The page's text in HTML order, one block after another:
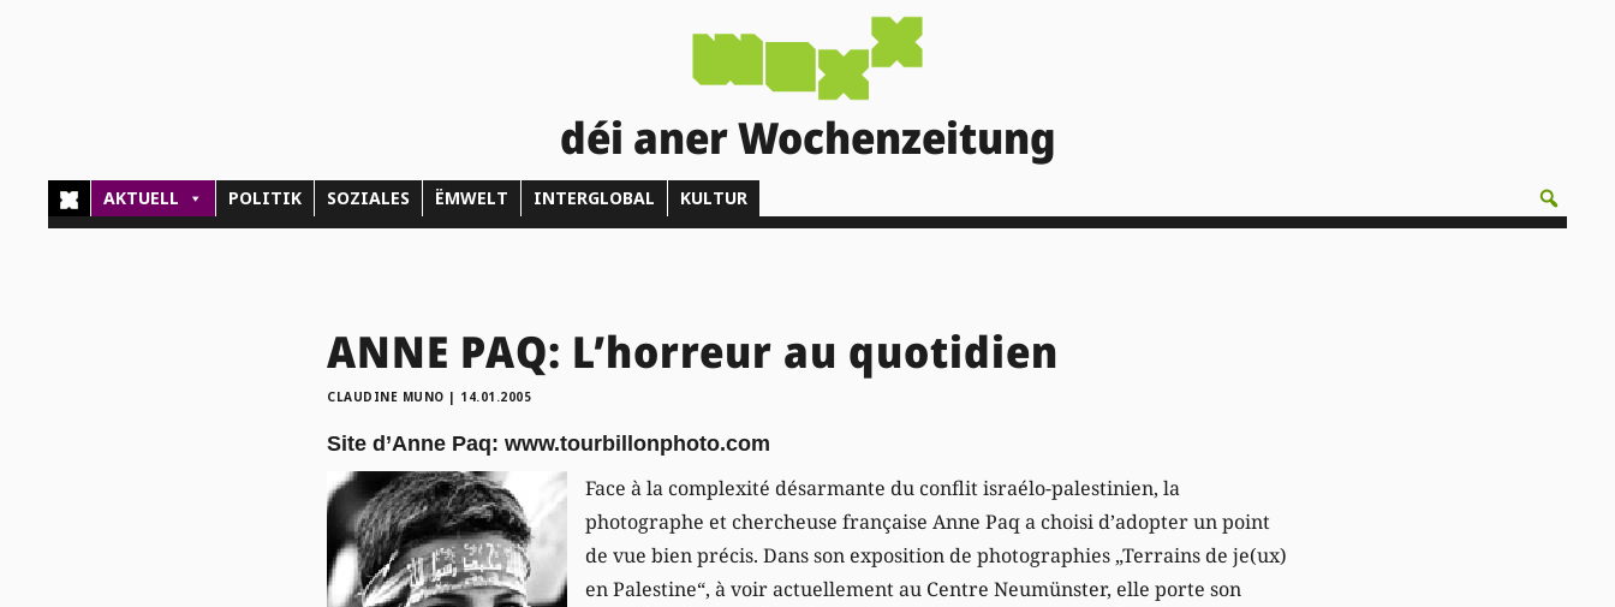
déi aner Wochenzeitung
AKTUELL POLITIK SOZIALES ËMWELT INTERGLOBAL KULTUR
ANNE PAQ: L’horreur au quotidien
CLAUDINE MUNO | 14.01.2005
Site d’Anne Paq: www.tourbillonphoto.com
Face à la complexité désarmante du conflit israélo-palestinien, la
photographe et chercheuse française Anne Paq a choisi d’adopter un point
de vue bien précis. Dans son exposition de photographies „Terrains de je(ux)
en Palestine“, à voir actuellement au Centre Neumünster, elle porte son